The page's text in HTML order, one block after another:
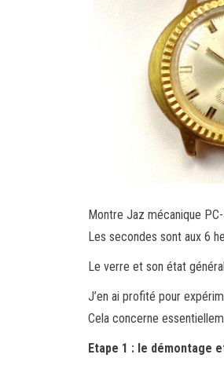
Montre Jaz mécanique
Les secondes sont aux 6
Le verre et son état
J’en ai profité pour
Cela concerne
Etape 1 : le démontage